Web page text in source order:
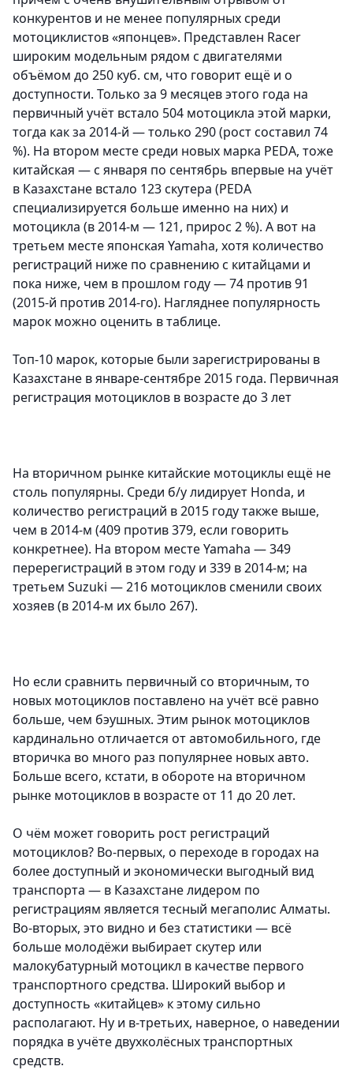
конкурентов и не менее популярных среди
мотоциклистов «японцев». Представлен Racer
широким модельным рядом с двигателями
объёмом до 250 куб. см, что говорит ещё и о
доступности. Только за 9 месяцев этого года на
первичный учёт встало 504 мотоцикла этой марки,
тогда как за 2014-й — только 290 (рост составил 74
%). На втором месте среди новых марка PEDA, тоже
китайская — с января по сентябрь впервые на учёт
в Казахстане встало 123 скутера (PEDA
специализируется больше именно на них) и
мотоцикла (в 2014-м — 121, прирос 2 %). А вот на
третьем месте японская Yamaha, хотя количество
регистраций ниже по сравнению с китайцами и
пока ниже, чем в прошлом году — 74 против 91
(2015-й против 2014-го). Нагляднее популярность
марок можно оценить в таблице.
Топ-10 марок, которые были зарегистрированы в
Казахстане в январе-сентябре 2015 года. Первичная
регистрация мотоциклов в возрасте до 3 лет
На вторичном рынке китайские мотоциклы ещё не
столь популярны. Среди б/у лидирует Honda, и
количество регистраций в 2015 году также выше,
чем в 2014-м (409 против 379, если говорить
конкретнее). На втором месте Yamaha — 349
перерегистраций в этом году и 339 в 2014-м; на
третьем Suzuki — 216 мотоциклов сменили своих
хозяев (в 2014-м их было 267).
Но если сравнить первичный со вторичным, то
новых мотоциклов поставлено на учёт всё равно
больше, чем бэушных. Этим рынок мотоциклов
кардинально отличается от автомобильного, где
вторичка во много раз популярнее новых авто.
Больше всего, кстати, в обороте на вторичном
рынке мотоциклов в возрасте от 11 до 20 лет.
О чём может говорить рост регистраций
мотоциклов? Во-первых, о переходе в городах на
более доступный и экономически выгодный вид
транспорта — в Казахстане лидером по
регистрациям является тесный мегаполис Алматы.
Во-вторых, это видно и без статистики — всё
больше молодёжи выбирает скутер или
малокубатурный мотоцикл в качестве первого
транспортного средства. Широкий выбор и
доступность «китайцев» к этому сильно
располагают. Ну и в-третьих, наверное, о наведении
порядка в учёте двухколёсных транспортных
средств.